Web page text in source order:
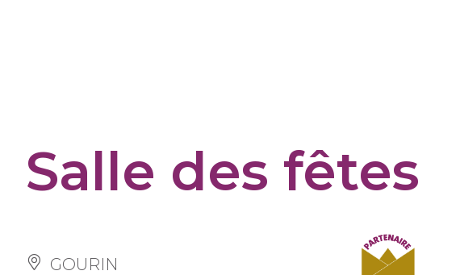
Salle des fêtes
GOURIN